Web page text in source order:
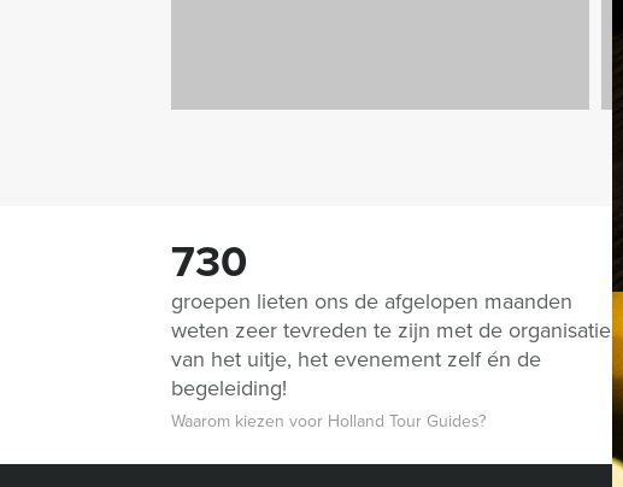
730
groepen lieten ons de afgelopen maanden
weten zeer tevreden te zijn met de organisatie
van het uitje, het evenement zelf én de
begeleiding!
Waarom kiezen voor Holland Tour Guides?